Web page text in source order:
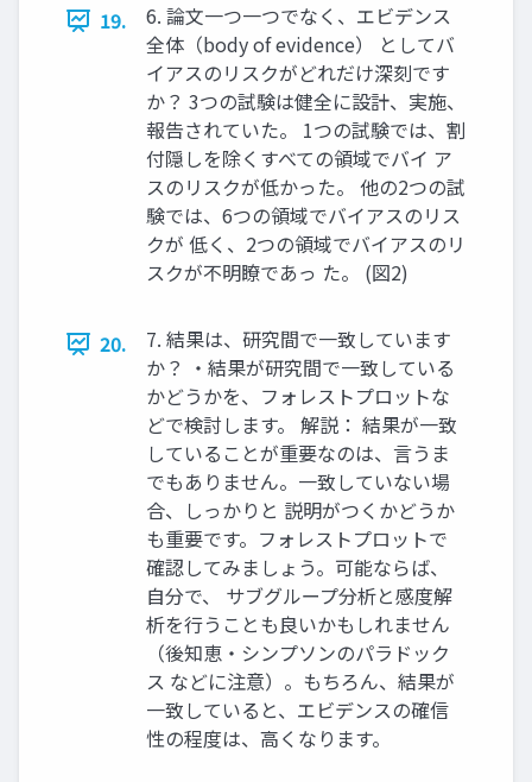
19.
6. 論文一つ一つでなく、エビデンス
全体（body of evidence） としてバ
イアスのリスクがどれだけ深刻です
か？ 3つの試験は健全に設計、実施、
報告されていた。 1つの試験では、割
付隠しを除くすべての領域でバイ ア
スのリスクが低かった。 他の2つの試
験では、6つの領域でバイアスのリス
クが 低く、2つの領域でバイアスのリ
スクが不明瞭であっ た。 (図2)
20.
7. 結果は、研究間で一致しています
か？ ・結果が研究間で一致している
かどうかを、フォレストプロットな
どで検討します。 解説： 結果が一致
していることが重要なのは、言うま
でもありません。一致していない場
合、しっかりと 説明がつくかどうか
も重要です。フォレストプロットで
確認してみましょう。可能ならば、
自分で、 サブグループ分析と感度解
析を行うことも良いかもしれません
（後知恵・シンプソンのパラドック
ス などに注意）。もちろん、結果が
一致していると、エビデンスの確信
性の程度は、高くなります。